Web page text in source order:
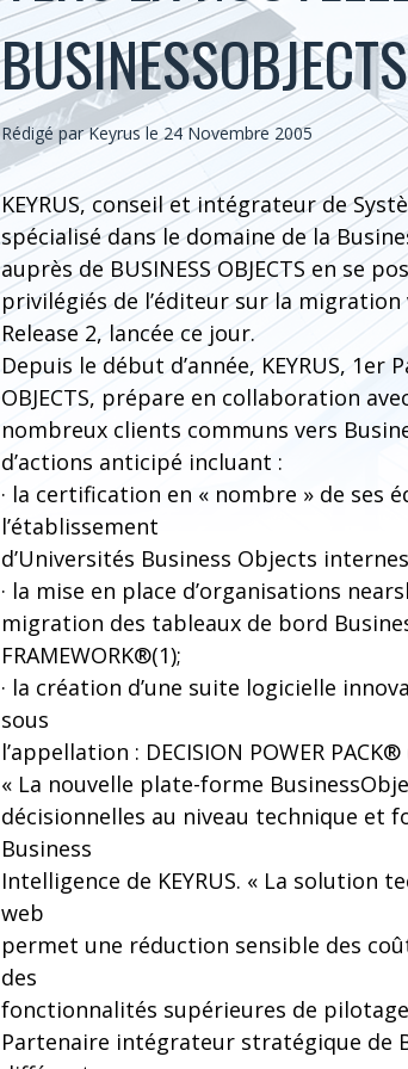
Rédigé par Keyrus le 24 Novembre 2005
KEYRUS, conseil et intégrateur de
spécialisé dans le domaine de la
auprès de BUSINESS OBJECTS en se
privilégiés de l’éditeur sur la
Release 2, lancée ce jour.
Depuis le début d’année, KEYRUS, 1er
OBJECTS, prépare en collaboration
nombreux clients communs vers
d’actions anticipé incluant :
· la certification en « nombre » de ses
l’établissement
d’Universités Business Objects
· la mise en place d’organisations
migration des tableaux de bord
FRAMEWORK®(1);
· la création d’une suite logicielle
sous
l’appellation : DECISION POWER PACK®
« La nouvelle plate-forme
décisionnelles au niveau technique et
Business
Intelligence de KEYRUS. « La solution
web
permet une réduction sensible des
des
fonctionnalités supérieures de
Partenaire intégrateur stratégique de